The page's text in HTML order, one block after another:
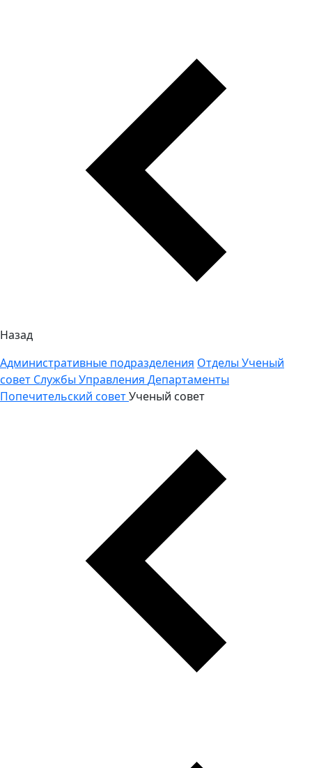
Назад
Административные подразделения Отделы Ученый
совет Службы Управления Департаменты
Попечительский советУченый совет